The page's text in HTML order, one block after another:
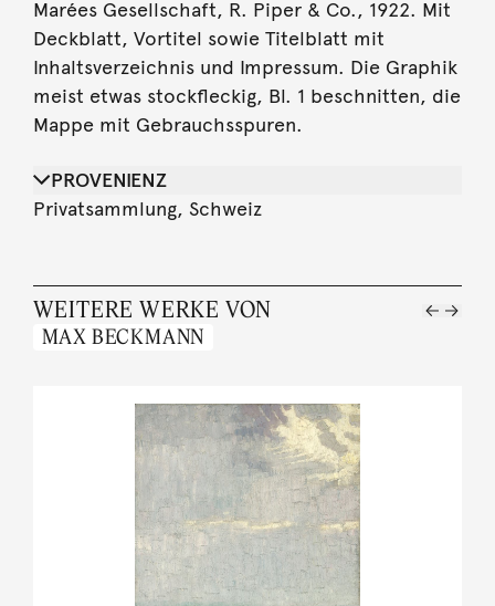
Marées Gesellschaft, R. Piper & Co., 1922. Mit
Deckblatt, Vortitel sowie Titelblatt mit
Inhaltsverzeichnis und Impressum. Die Graphik
meist etwas stockfleckig, Bl. 1 beschnitten, die
Mappe mit Gebrauchsspuren.
PROVENIENZ
Privatsammlung, Schweiz
WEITERE WERKE VON
MAX BECKMANN